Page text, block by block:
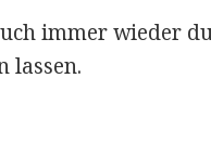
immer wieder
lassen.